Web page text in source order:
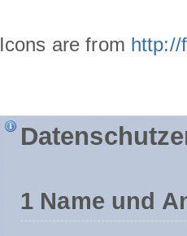
Icons are from http://
1 Name und